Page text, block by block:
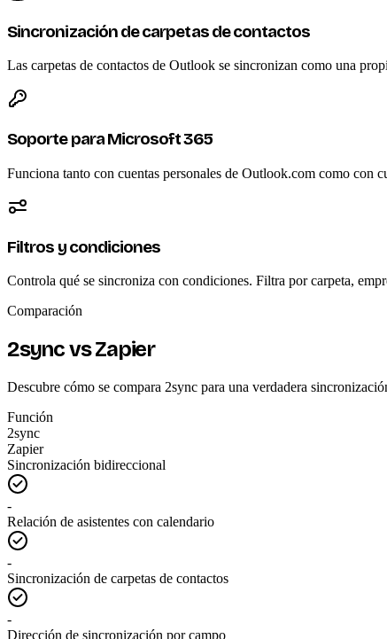
Sincronización de carpetas de contactos
Las carpetas de contactos de Outlook se sincronizan como una
Soporte para Microsoft 365
Funciona tanto con cuentas personales de Outlook.com como con
Filtros y condiciones
Controla qué se sincroniza con condiciones. Filtra por carpeta,
Comparación
2sync vs Zapier
Descubre cómo se compara 2sync para una verdadera
Función
2sync
Zapier
Sincronización bidireccional
-
Relación de asistentes con calendario
-
Sincronización de carpetas de contactos
-
Dirección de sincronización por campo